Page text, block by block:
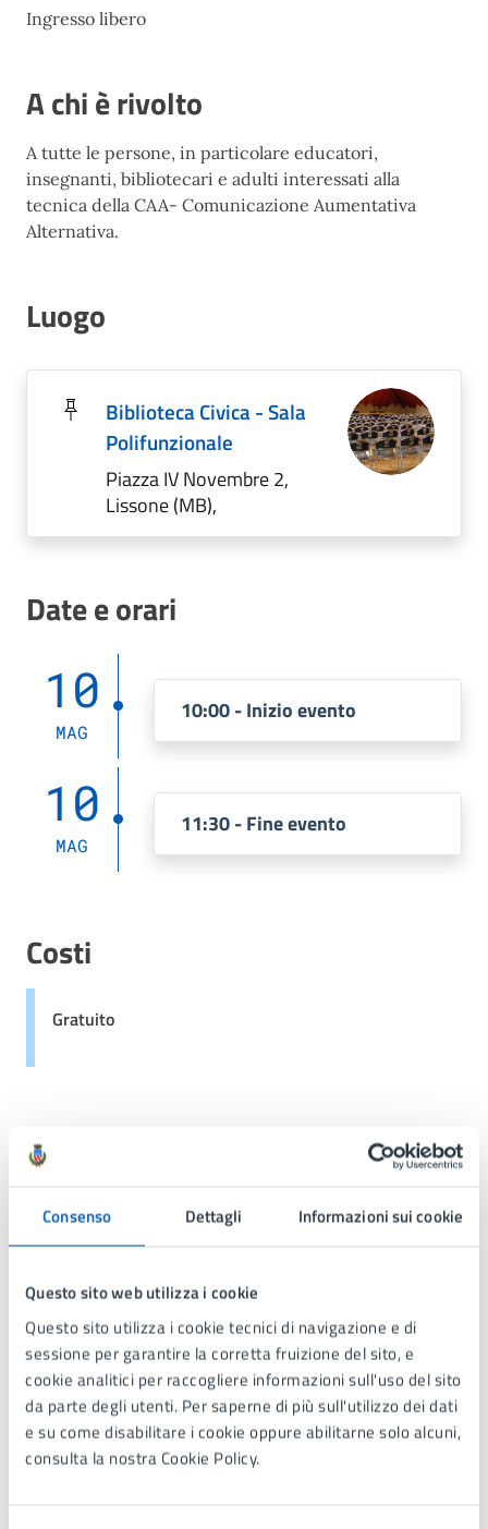
Consenso Dettagli Informazioni sui cookie
Questo sito web utilizza i cookie
Questo sito utilizza i cookie tecnici di navigazione e di
sessione per garantire la corretta fruizione del sito, e
cookie analitici per raccogliere informazioni sull'uso del sito
da parte degli utenti. Per saperne di più sull'utilizzo dei dati
e su come disabilitare i cookie oppure abilitarne solo alcuni,
consulta la nostra Cookie Policy.
Ingresso libero
A chi è rivolto
A tutte le persone, in particolare educatori,
insegnanti, bibliotecari e adulti interessati alla
tecnica della CAA- Comunicazione Aumentativa
Alternativa.
Luogo
Biblioteca Civica - Sala
Polifunzionale
Piazza IV Novembre 2,
Lissone (MB),
Date e orari
10
MAG
10:00 - Inizio evento
10
MAG
11:30 - Fine evento
Costi
Gratuito
Allegati
(JPG 310.23 kB)
Contatti
Biblioteca Civica
Telefono:039 7397461